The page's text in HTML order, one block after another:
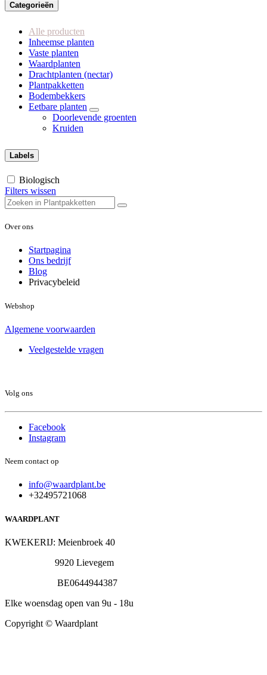
Categorieën
Alle producten
Inheemse planten
Vaste planten
Waardplanten
Drachtplanten (nectar)
Plantpakketten
Bodembekkers
Eetbare planten
Doorlevende groenten
Kruiden
Labels
Biologisch
Filters wissen
Over ons
Startpagina
Ons bedrijf
Blog
Privacybeleid
Webshop
Algemene voorwaarden
Veelgestelde vragen
Volg ons
Facebook
Instagram
Neem contact op
info@waardplant.be
+32495721068
WAARDPLANT
KWEKERIJ: Meienbroek 40
9920 Lievegem
BE0644944387
Elke woensdag open van 9u - 18u
Copyright © Waardplant